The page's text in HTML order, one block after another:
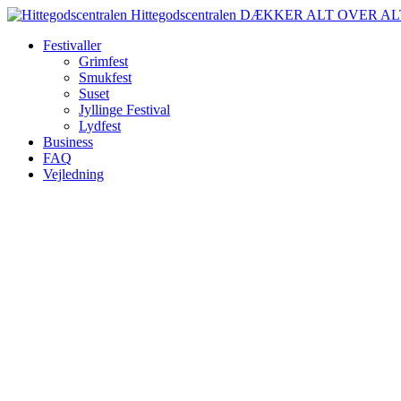
Spring
indhold
Hittegodscentralen DÆKKER ALT OVER
Festivaller
Grimfest
Smukfest
Suset
Jyllinge Festival
Lydfest
Business
FAQ
Vejledning